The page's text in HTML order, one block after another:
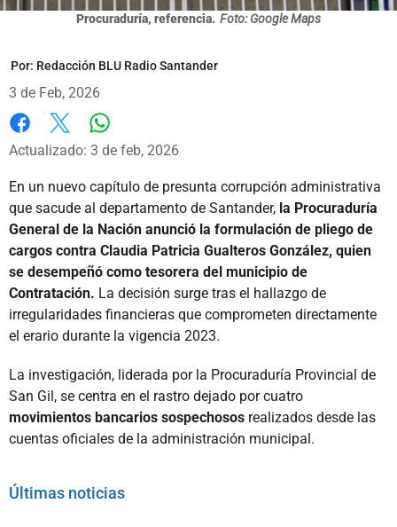
Procuraduría, referencia. Foto: Google Maps
Por: Redacción BLU Radio Santander
3 de Feb, 2026
Facebook
X
Actualizado: 3 de feb, 2026
En un nuevo capítulo de presunta corrupción administrativa
que sacude al departamento de Santander, la Procuraduría
General de la Nación anunció la formulación de pliego de
cargos contra Claudia Patricia Gualteros González, quien
se desempeñó como tesorera del municipio de
Contratación. La decisión surge tras el hallazgo de
irregularidades financieras que comprometen directamente
el erario durante la vigencia 2023.
La investigación, liderada por la Procuraduría Provincial de
San Gil, se centra en el rastro dejado por cuatro
movimientos bancarios sospechosos realizados desde las
cuentas oficiales de la administración municipal.
Últimas noticias